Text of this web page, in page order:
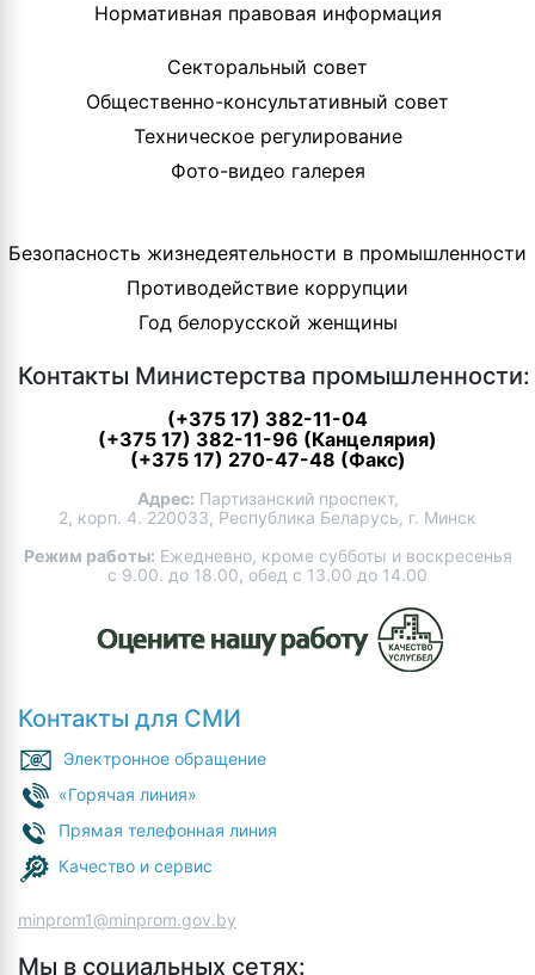
Нормативная правовая информация
Секторальный совет
Общественно-консультативный совет
Техническое регулирование
Фото-видео галерея
Безопасность жизнедеятельности в промышленности
Противодействие коррупции
Год белорусской женщины
Контакты Министерства промышленности:
(+375 17) 382-11-04
(+375 17) 382-11-96 (Канцелярия)
(+375 17) 270-47-48 (Факс)
Адрес: Партизанский проспект,
2, корп. 4. 220033, Республика Беларусь, г. Минск
Режим работы: Ежедневно, кроме субботы и воскресенья
с 9.00. до 18.00, обед с 13.00 до 14.00
Контакты для СМИ
Электронное обращение
«Горячая линия»
Прямая телефонная линия
Качество и сервис
minprom1@minprom.gov.by
Мы в социальных сетях: